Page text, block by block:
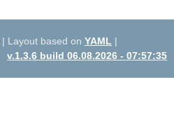
| Layout based on YAML |
v.1.3.6 build 06.08.2026 - 07:57:35